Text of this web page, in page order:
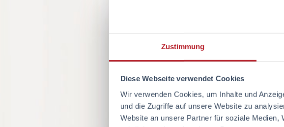
Zustimmung
Diese Webseite verwendet Cookies
Wir verwenden Cookies, um Inhalte und
und die Zugriffe auf unsere Website zu
Website an unsere Partner für soziale Medien,